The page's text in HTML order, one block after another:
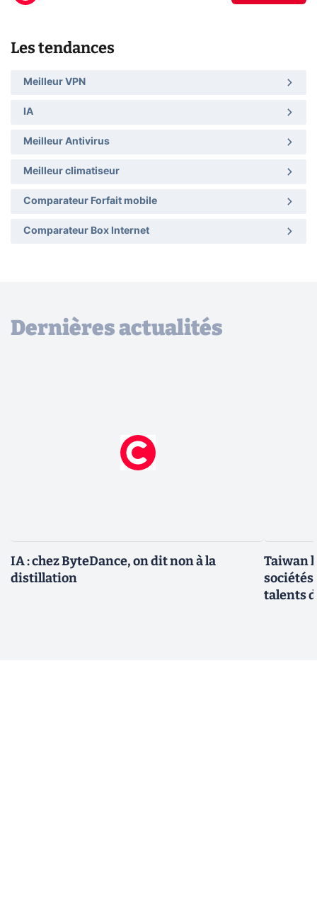
Les tendances
Meilleur VPN
IA
Meilleur Antivirus
Meilleur climatiseur
Comparateur Forfait mobile
Comparateur Box Internet
Dernières actualités
IA : chez ByteDance, on dit non à la
distillation
Taiwan
sociétés
talents